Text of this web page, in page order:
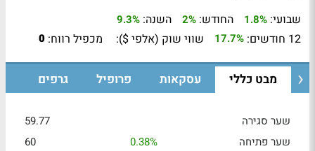
שבועי: 1.8% החודש: 2% השנה: 9.3%
12 חודשים: 17.7% שווי שוק (אלפי $): מכפיל רווח: 0
מבט כללי עסקאות פרופיל גרפים
שער סגירה
59.77
שער פתיחה
0.38%
60